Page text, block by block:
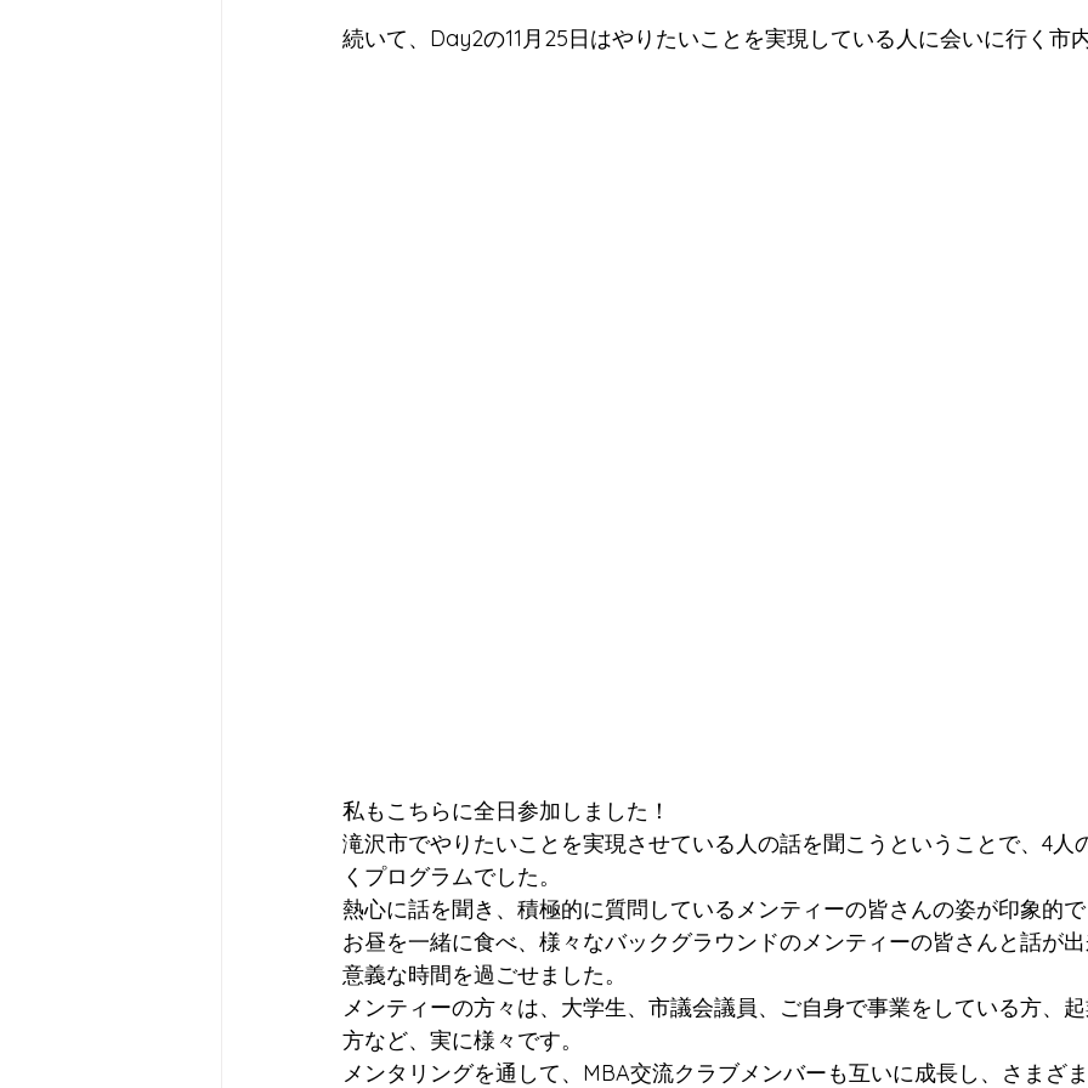
続いて、Day2の11月25日はやりたいことを実現している人に会いに行く市内
私もこちらに全日参加しました！
滝沢市でやりたいことを実現させている人の話を聞こうということで、4人
くプログラムでした。
熱心に話を聞き、積極的に質問しているメンティーの皆さんの姿が印象的で
お昼を一緒に食べ、様々なバックグラウンドのメンティーの皆さんと話が
意義な時間を過ごせました。
メンティーの方々は、大学生、市議会議員、ご自身で事業をしている方、
方など、実に様々です。
メンタリングを通して、MBA交流クラブメンバーも互いに成長し、さまざ